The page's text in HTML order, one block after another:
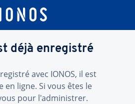
déjà enregistré
avec IONOS, il est
en ligne. Si vous êtes le
pour l'administrer.